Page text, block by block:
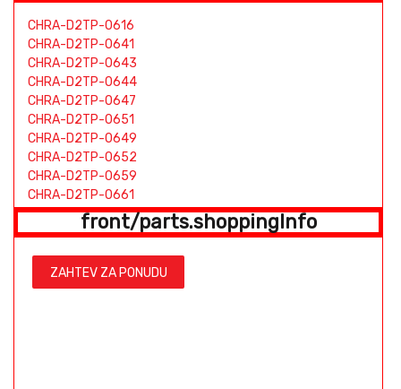
CHRA-D2TP-0616
CHRA-D2TP-0641
CHRA-D2TP-0643
CHRA-D2TP-0644
CHRA-D2TP-0647
CHRA-D2TP-0651
CHRA-D2TP-0649
CHRA-D2TP-0652
CHRA-D2TP-0659
CHRA-D2TP-0661
CHRA-D2TP-0671front/parts.shoppingInfo
ZAHTEV ZA PONUDU